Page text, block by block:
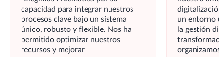
capacidad para integrar nuestros
procesos clave bajo un sistema
único, robusto y flexible. Nos ha
permitido optimizar nuestros
recursos y mejorar
un entorno
la gestión